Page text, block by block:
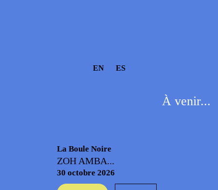
EN ES
À venir...
La Boule Noire
ZOH AMBA...
30 octobre 2026